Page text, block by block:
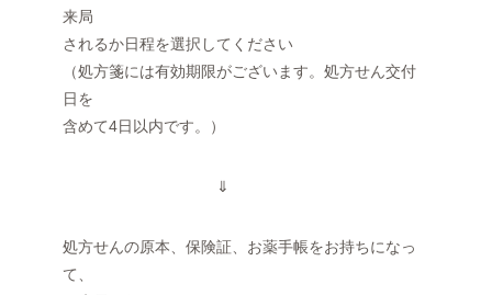
来局
されるか日程を選択してください
（処方箋には有効期限がございます。処方せん交付
日を
含めて4日以内です。）
⇓
処方せんの原本、保険証、お薬手帳をお持ちになっ
て、